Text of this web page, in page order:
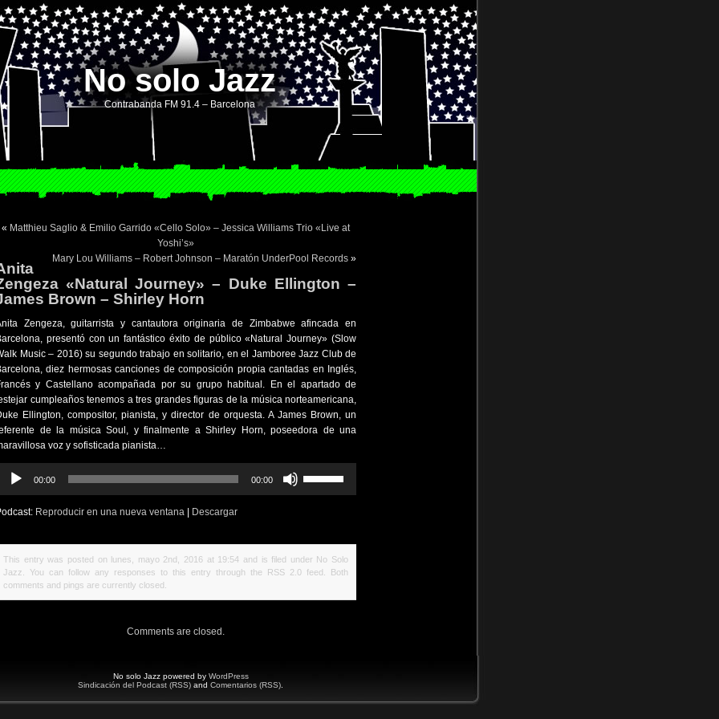
No solo Jazz
Contrabanda FM 91.4 – Barcelona
« Matthieu Saglio & Emilio Garrido «Cello Solo» – Jessica Williams Trio «Live at
Yoshi’s»
Mary Lou Williams – Robert Johnson – Maratón UnderPool Records »
«Natural Journey» – Duke Ellington –
Brown – Shirley Horn
Zengeza, guitarrista y cantautora originaria de Zimbabwe afincada en
presentó con un fantástico éxito de público «Natural Journey» (Slow
Music – 2016) su segundo trabajo en solitario, en el Jamboree Jazz Club de
diez hermosas canciones de composición propia cantadas en Inglés,
y Castellano acompañada por su grupo habitual. En el apartado de
cumpleaños tenemos a tres grandes figuras de la música norteamericana,
Ellington, compositor, pianista, y director de orquesta. A James Brown, un
de la música Soul, y finalmente a Shirley Horn, poseedora de una
voz y sofisticada pianista…
00:00 00:00
las
arriba/abajo
para
aumentar
Reproducir en una nueva ventana Descargar
This entry was posted on lunes, mayo 2nd, 2016 at 19:54 and is filed under No Solo
Jazz . You can follow any responses to this entry through the RSS 2.0 feed. Both
comments and pings are currently closed.
Comments are closed.
No solo Jazz powered by WordPress
Sindicación del Podcast (RSS) and Comentarios (RSS)